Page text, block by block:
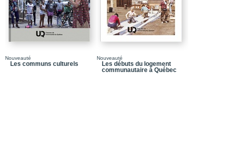
Conclusion_Québec
Bibliographie
Bibliographie sélective
Nouveauté
Les communs culturels
Nouveauté
Les débuts du logement
communautaire à Québec